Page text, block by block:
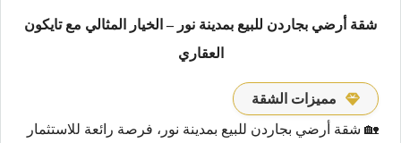
شقة أرضي بجاردن للبيع بمدينة نور – الخيار المثالي مع تايكون
العقاري
مميزات الشقة
🏡 شقة أرضي بجاردن للبيع بمدينة نور، فرصة رائعة للاستثمار